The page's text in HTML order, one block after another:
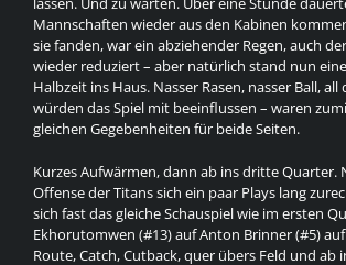
Mannschaften wieder aus den Kabinen
sie fanden, war ein abziehender Regen, auch
wieder reduziert – aber natürlich stand nun
Halbzeit ins Haus. Nasser Rasen, nasser Ball, all
würden das Spiel mit beeinflussen – waren
gleichen Gegebenheiten für beide Seiten.
Kurzes Aufwärmen, dann ab ins dritte Quarter.
Offense der Titans sich ein paar Plays lang
sich fast das gleiche Schauspiel wie im ersten
Ekhorutomwen (#13) auf Anton Brinner (#5)
Route, Catch, Cutback, quer übers Feld und ab